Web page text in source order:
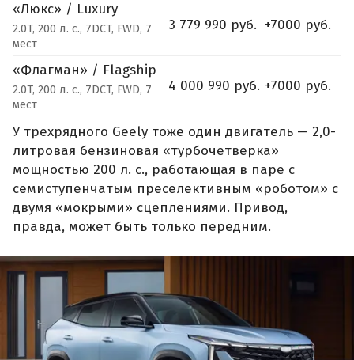
«Люкс» / Luxury
2.0T, 200 л. с., 7DCT, FWD, 7
мест
3 779 990 руб. +7000 руб.
«Флагман» / Flagship
2.0T, 200 л. с., 7DCT, FWD, 7
мест
4 000 990 руб. +7000 руб.
У трехрядного Geely тоже один двигатель — 2,0-
литровая бензиновая «турбочетверка»
мощностью 200 л. с., работающая в паре с
семиступенчатым преселективным «роботом» с
двумя «мокрыми» сцеплениями. Привод,
правда, может быть только передним.